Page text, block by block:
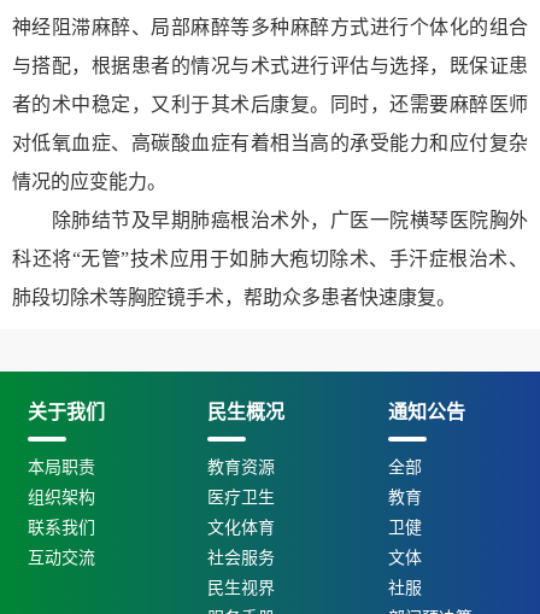
神经阻滞麻醉、局部麻醉等多种麻醉方式进行个体化的组合
与搭配，根据患者的情况与术式进行评估与选择，既保证患
者的术中稳定，又利于其术后康复。同时，还需要麻醉医师
对低氧血症、高碳酸血症有着相当高的承受能力和应付复杂
情况的应变能力。
除肺结节及早期肺癌根治术外，广医一院横琴医院胸外
科还将“无管”技术应用于如肺大疱切除术、手汗症根治术、
肺段切除术等胸腔镜手术，帮助众多患者快速康复。
关于我们
本局职责
组织架构
联系我们
互动交流
民生概况
教育资源
医疗卫生
文化体育
社会服务
民生视界
通知公告
全部
教育
卫健
文体
社服